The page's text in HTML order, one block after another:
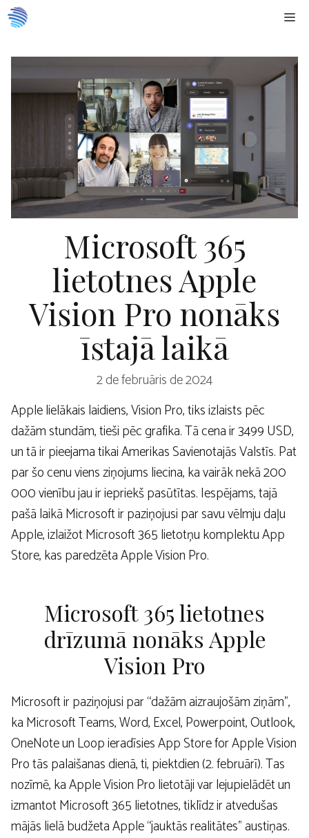
Doties
uz
Microsoft 365
lietotnes Apple
Vision Pro nonāks
īstajā laikā
2 de februāris de 2024
Apple lielākais laidiens, Vision Pro, tiks izlaists pēc
dažām stundām, tieši pēc grafika. Tā cena ir 3499 USD,
un tā ir pieejama tikai Amerikas Savienotajās Valstīs. Pat
par šo cenu viens ziņojums liecina, ka vairāk nekā 200
000 vienību jau ir iepriekš pasūtītas. Iespējams, tajā
pašā laikā Microsoft ir paziņojusi par savu vēlmju daļu
Apple, izlaižot Microsoft 365 lietotņu komplektu App
Store, kas paredzēta Apple Vision Pro.
Microsoft 365 lietotnes
drīzumā nonāks Apple
Vision Pro
Microsoft ir paziņojusi par “dažām aizraujošām ziņām”,
ka Microsoft Teams, Word, Excel, Powerpoint, Outlook,
OneNote un Loop ieradīsies App Store for Apple Vision
Pro tās palaišanas dienā, ti, piektdien (2. februārī). Tas
nozīmē, ka Apple Vision Pro lietotāji var lejupielādēt un
izmantot Microsoft 365 lietotnes, tiklīdz ir atvedušas
mājās lielā budžeta Apple “jauktās realitātes” austiņas.